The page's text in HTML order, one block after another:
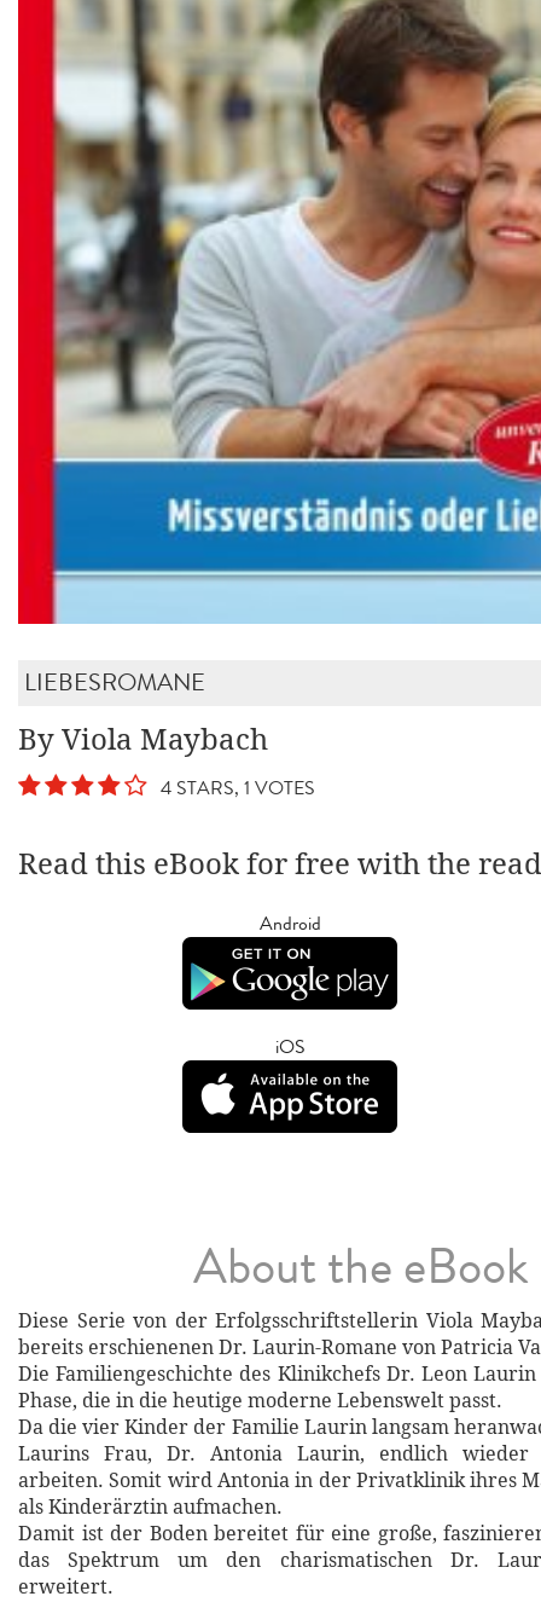
LIEBESROMANE
By Viola Maybach
4 STARS, 1 VOTES
Read this eBook for free with the
Android
iOS
About the eBook
Diese Serie von der Erfolgsschriftstellerin Viola
bereits erschienenen Dr. Laurin-Romane von Patricia
Die Familiengeschichte des Klinikchefs Dr. Leon
Phase, die in die heutige moderne Lebenswelt passt.
Da die vier Kinder der Familie Laurin langsam
Laurins Frau, Dr. Antonia Laurin, endlich wieder
arbeiten. Somit wird Antonia in der Privatklinik ihres
als Kinderärztin aufmachen.
Damit ist der Boden bereitet für eine große,
das Spektrum um den charismatischen Dr.
erweitert.